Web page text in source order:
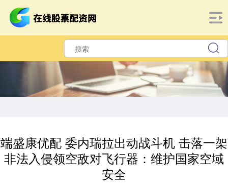
端盛康优配 委内瑞拉出动战斗机 击落一架
非法入侵领空敌对飞行器：维护国家空域
安全